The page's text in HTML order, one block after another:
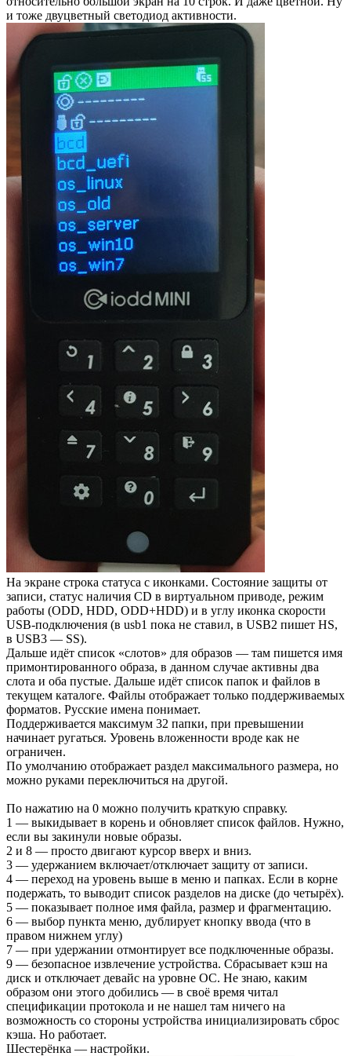
и тоже двуцветный светодиод активности.
На экране строка статуса с иконками. Состояние защиты от
записи, статус наличия CD в виртуальном приводе, режим
работы (ODD, HDD, ODD+HDD) и в углу иконка скорости
USB-подключения (в usb1 пока не ставил, в USB2 пишет HS,
в USB3 — SS).
Дальше идёт список «слотов» для образов — там пишется имя
примонтированного образа, в данном случае активны два
слота и оба пустые. Дальше идёт список папок и файлов в
текущем каталоге. Файлы отображает только поддерживаемых
форматов. Русские имена понимает.
Поддерживается максимум 32 папки, при превышении
начинает ругаться. Уровень вложенности вроде как не
ограничен.
По умолчанию отображает раздел максимального размера, но
можно руками переключиться на другой.
По нажатию на 0 можно получить краткую справку.
1 — выкидывает в корень и обновляет список файлов. Нужно,
если вы закинули новые образы.
2 и 8 — просто двигают курсор вверх и вниз.
3 — удержанием включает/отключает защиту от записи.
4 — переход на уровень выше в меню и папках. Если в корне
подержать, то выводит список разделов на диске (до четырёх).
5 — показывает полное имя файла, размер и фрагментацию.
6 — выбор пункта меню, дублирует кнопку ввода (что в
правом нижнем углу)
7 — при удержании отмонтирует все подключенные образы.
9 — безопасное извлечение устройства. Сбрасывает кэш на
диск и отключает девайс на уровне ОС. Не знаю, каким
образом они этого добились — в своё время читал
спецификации протокола и не нашел там ничего на
возможность со стороны устройства инициализировать сброс
кэша. Но работает.
Шестерёнка — настройки.